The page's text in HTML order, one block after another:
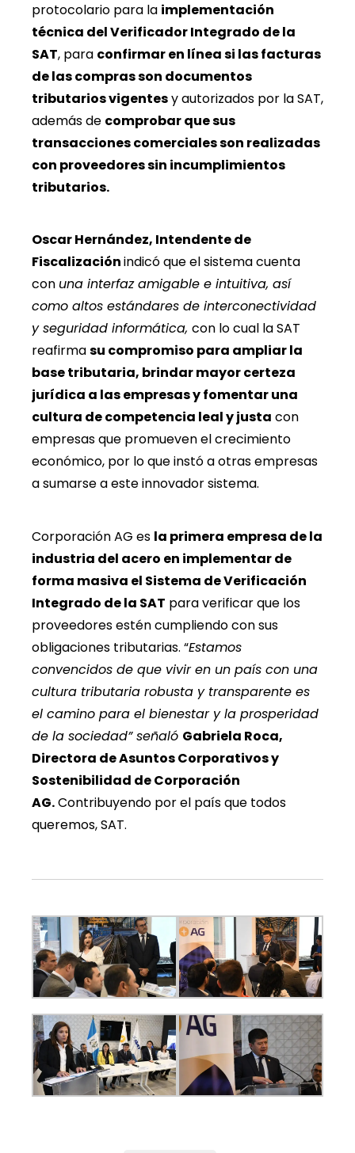
protocolario para la implementación
técnica del Verificador Integrado de la
SAT, para confirmar en línea si las facturas
de las compras son documentos
tributarios vigentesy autorizados por la SAT,
además de comprobar que sus
transacciones comerciales son realizadas
con proveedores sin incumplimientos
tributarios.
Oscar Hernández, Intendente de
Fiscalizaciónindicó que el sistema cuenta
con una interfaz amigable e intuitiva, así
como altos estándares de interconectividad
y seguridad informática, con lo cual la SAT
reafirmasu compromiso para ampliar la
base tributaria, brindar mayor certeza
jurídica a las empresas y fomentar una
cultura de competencia leal y justa con
empresas que promueven el crecimiento
económico, por lo que instó a otras empresas
a sumarse a este innovador sistema.
Corporación AG es la primera empresa de la
industria del acero en implementar de
forma masiva el Sistema de Verificación
Integrado de la SAT para verificar que los
proveedores estén cumpliendo con sus
obligaciones tributarias. “Estamos
convencidos de que vivir en un país con una
cultura tributaria robusta y transparente es
el camino para el bienestar y la prosperidad
de la sociedad” señaló Gabriela Roca,
Directora de Asuntos Corporativos y
Sostenibilidad de Corporación
AG.Contribuyendo por el país que todos
queremos, SAT.